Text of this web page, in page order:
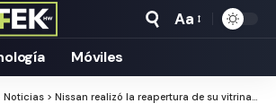
Tamaño
Aa
Móviles
Noticias > Nissan realizó la reapertura de su vitrina Morato